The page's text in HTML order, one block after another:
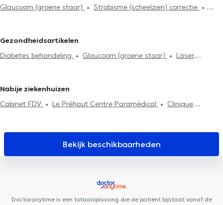
Oogartsen in Dilbeek
Oogartsen in Erps-Kwerps
Oogartsen in
Glaucoom (groene staar)
Strabisme (scheelzien) correctie
Laser operatie
Visuele beoordeling
Vakbekwaamheidsexamen
Bekwaamheidstest voor piloten en
Gezondheidsartikelen
Diabetes behandeling
Glaucoom (groene staar)
Laser
Nabije ziekenhuizen
Cabinet FDV
Le Préhaut Centre Paramédical
Clinique
Centre d'Aspria Royal la Rasante
Centre Paramédical
Step 2 Move
Cabinet Val Duchesse Médibois
CCM Smile
CIRCAE - Sleep and Lifestyle Medical Care
Bekijk beschikbaarheden
Doctoranytime is een totaaloplossing die de patiënt bijstaat vanaf de